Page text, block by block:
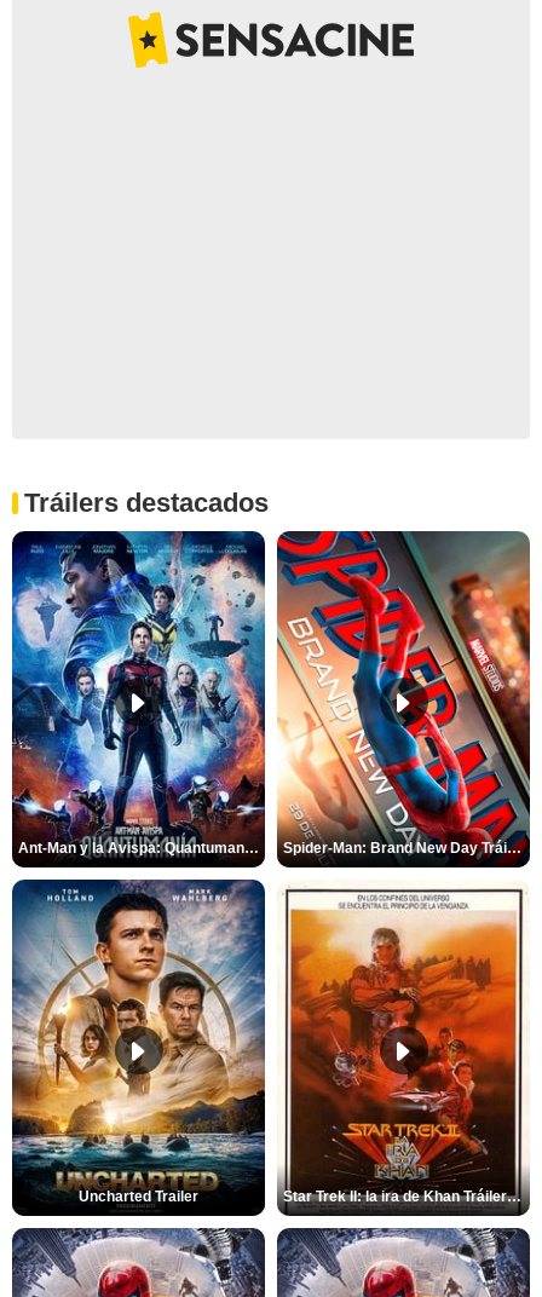
Tráilers destacados
Ant-Man y la Avispa: Quantumanía Tráiler (2) Spider-Man: Brand New Day Tráiler (3)
Uncharted Trailer Star Trek II: la ira de Khan Tráiler VO